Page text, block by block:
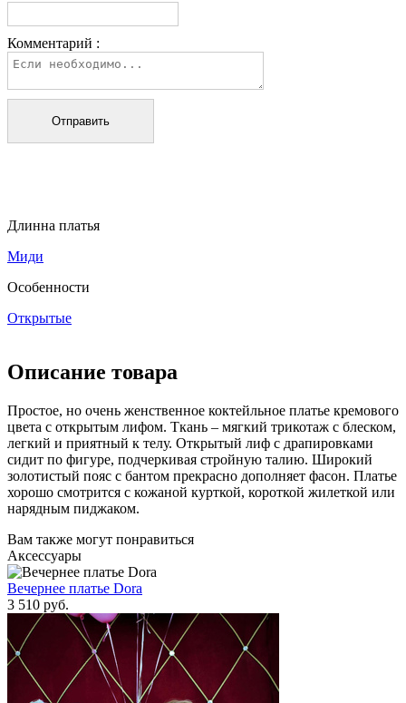
Комментарий :
Длинна платья
Миди
Особенности
Открытые
Описание товара
Простое, но очень женственное коктейльное платье кремового
цвета с открытым лифом. Ткань – мягкий трикотаж с блеском,
легкий и приятный к телу. Открытый лиф с драпировками
сидит по фигуре, подчеркивая стройную талию. Широкий
золотистый пояс с бантом прекрасно дополняет фасон. Платье
хорошо смотрится с кожаной курткой, короткой жилеткой или
нарядным пиджаком.
Вам также могут понравиться
Аксессуары
Вечернее платье Dora
3 510 руб.